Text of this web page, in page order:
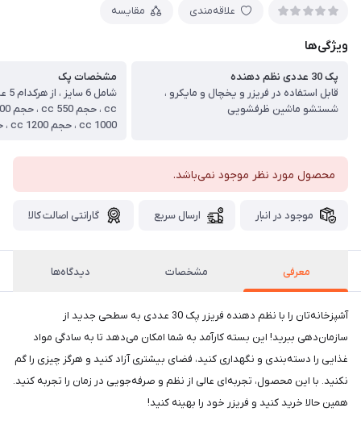
علاقه‌مندی مقایسه
ویژگی‌ها
پک 30 عددی نظم دهنده
قابل استفاده در فریزر و یخچال و مایکرو ،
شستشو ماشین ظرفشویی
مشخصات پک
1000 cc ، حجم 1200 cc ، حجم 1500 cc
محصول مورد نظر موجود نمی‌باشد.
موجود در انبار ارسال سریع گارانتی اصالت کالا
معرفی مشخصات دیدگاه‌ها
آشپزخانه‌تان را با نظم دهنده فریزر پک 30 عددی به سطحی جدید از
سازمان‌دهی ببرید! این بسته کارآمد به شما امکان می‌دهد تا به سادگی مواد
غذایی را دسته‌بندی و نگهداری کنید، فضای بیشتری آزاد کنید و هرگز چیزی را گم
نکنید. با این محصول، تجربه‌ای عالی از نظم و صرفه‌جویی در زمان را تجربه کنید.
همین حالا خرید کنید و فریزر خود را بهینه کنید!